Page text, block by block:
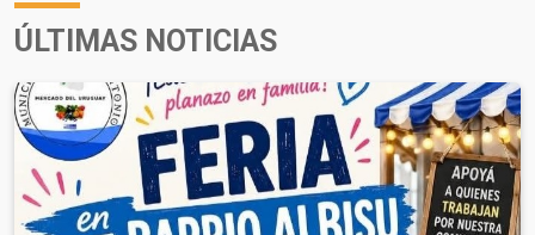
ÚLTIMAS NOTICIAS